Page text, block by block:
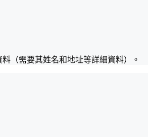
（需要其姓名和地址等詳細資料）。